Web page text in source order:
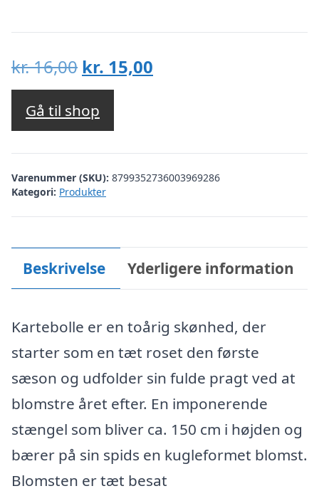
kr.16,00 Den
oprindelige
pris
var:
kr. 16,00.
kr. 15,00
kr. 15,00.
Gå til shop
Varenummer (SKU): 8799352736003969286
Kategori: Produkter
Beskrivelse Yderligere information
Kartebolle er en toårig skønhed, der
starter som en tæt roset den første
sæson og udfolder sin fulde pragt ved at
blomstre året efter. En imponerende
stængel som bliver ca. 150 cm i højden og
bærer på sin spids en kugleformet blomst.
Blomsten er tæt besat